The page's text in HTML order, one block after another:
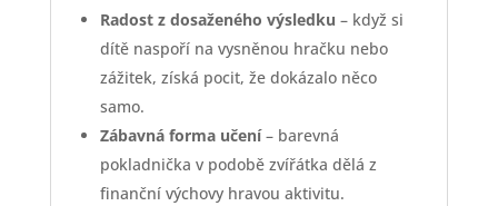
Radost z dosaženého výsledku – když si
dítě naspoří na vysněnou hračku nebo
zážitek, získá pocit, že dokázalo něco
samo.
Zábavná forma učení– barevná
pokladnička v podobě zvířátka dělá z
finanční výchovy hravou aktivitu.